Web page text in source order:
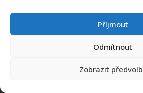
Příjmout
Odmítnout
Zobrazit
www.za7.cz. All